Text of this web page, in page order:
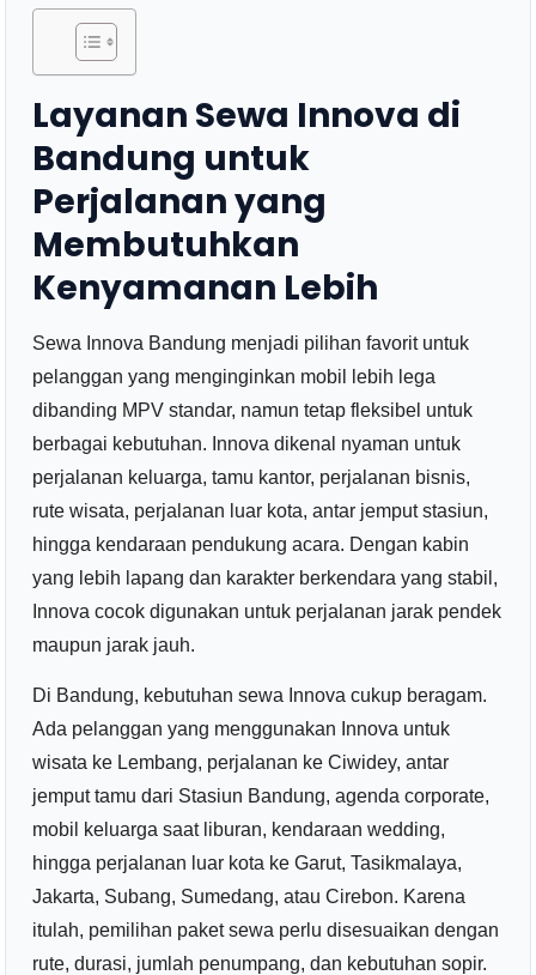
Layanan Sewa Innova di
Bandung untuk
Perjalanan yang
Membutuhkan
Kenyamanan Lebih
Sewa Innova Bandung menjadi pilihan favorit untuk
pelanggan yang menginginkan mobil lebih lega
dibanding MPV standar, namun tetap fleksibel untuk
berbagai kebutuhan. Innova dikenal nyaman untuk
perjalanan keluarga, tamu kantor, perjalanan bisnis,
rute wisata, perjalanan luar kota, antar jemput stasiun,
hingga kendaraan pendukung acara. Dengan kabin
yang lebih lapang dan karakter berkendara yang stabil,
Innova cocok digunakan untuk perjalanan jarak pendek
maupun jarak jauh.
Di Bandung, kebutuhan sewa Innova cukup beragam.
Ada pelanggan yang menggunakan Innova untuk
wisata ke Lembang, perjalanan ke Ciwidey, antar
jemput tamu dari Stasiun Bandung, agenda corporate,
mobil keluarga saat liburan, kendaraan wedding,
hingga perjalanan luar kota ke Garut, Tasikmalaya,
Jakarta, Subang, Sumedang, atau Cirebon. Karena
itulah, pemilihan paket sewa perlu disesuaikan dengan
rute, durasi, jumlah penumpang, dan kebutuhan sopir.